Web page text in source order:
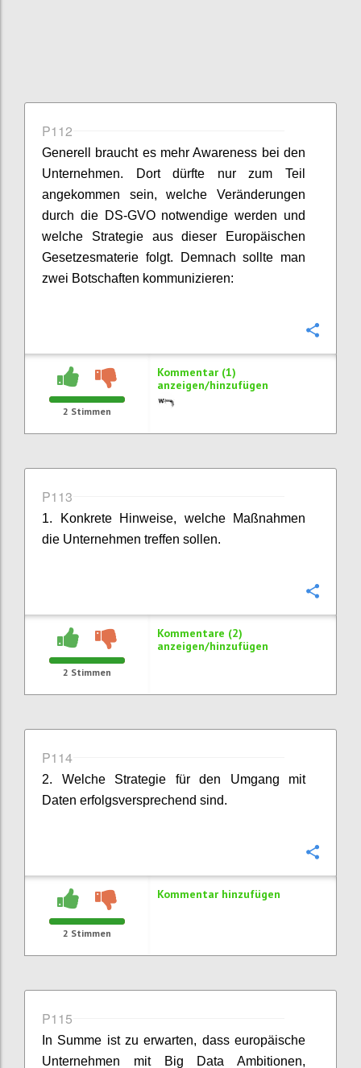
P112
Generell braucht es mehr Awareness bei den
Unternehmen. Dort dürfte nur zum Teil
angekommen sein, welche Veränderungen
durch die DS-GVO notwendige werden und
welche Strategie aus dieser Europäischen
Gesetzesmaterie folgt. Demnach sollte man
zwei Botschaften kommunizieren:
2 Stimmen
Kommentar (1)
anzeigen/hinzufügen
P113
1. Konkrete Hinweise, welche Maßnahmen
die Unternehmen treffen sollen.
2 Stimmen
Kommentare (2)
anzeigen/hinzufügen
P114
2. Welche Strategie für den Umgang mit
Daten erfolgsversprechend sind.
2 Stimmen
Kommentar hinzufügen
P115
In Summe ist zu erwarten, dass europäische
Unternehmen mit Big Data Ambitionen,